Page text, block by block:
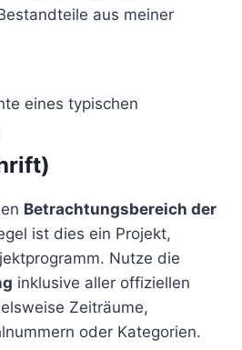
aus meiner
eines typischen
Betrachtungsbereich der
ist dies ein Projekt,
Nutze die
inklusive aller offiziellen
Zeiträume,
oder Kategorien.